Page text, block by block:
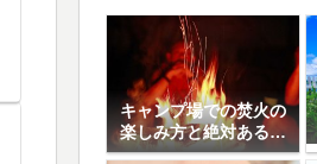
キャンプ場での焚火の
楽しみ方と絶対あると
便利なアイテム8選